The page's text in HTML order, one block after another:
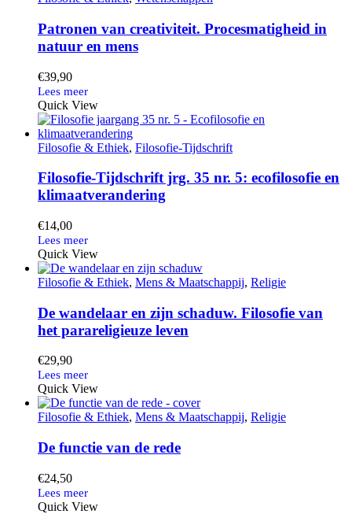
Patronen van creativiteit. Procesmatigheid in
natuur en mens
€39,90
Quick View
Filosofie & Ethiek, Filosofie-Tijdschrift
Filosofie-Tijdschrift jrg. 35 nr. 5: ecofilosofie en
klimaatverandering
€14,00
Quick View
Filosofie & Ethiek, Mens & Maatschappij, Religie
De wandelaar en zijn schaduw. Filosofie van
het parareligieuze leven
€29,90
Quick View
Filosofie & Ethiek, Mens & Maatschappij, Religie
De functie van de rede
€24,50
Quick View